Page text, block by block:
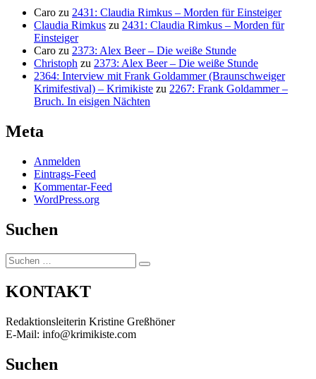
Caro zu 2431: Claudia Rimkus – Morden für Einsteiger
Claudia Rimkus zu 2431: Claudia Rimkus – Morden für
Einsteiger
Caro zu 2373: Alex Beer – Die weiße Stunde
Christoph zu 2373: Alex Beer – Die weiße Stunde
2364: Interview mit Frank Goldammer (Braunschweiger
Krimifestival) – Krimikiste zu 2267: Frank Goldammer –
Bruch. In eisigen Nächten
Meta
Anmelden
Eintrags-Feed
Kommentar-Feed
WordPress.org
Suchen
Suchen
nach:
Suchen
KONTAKT
Redaktionsleiterin Kristine Greßhöner
E-Mail: info@krimikiste.com
Suchen